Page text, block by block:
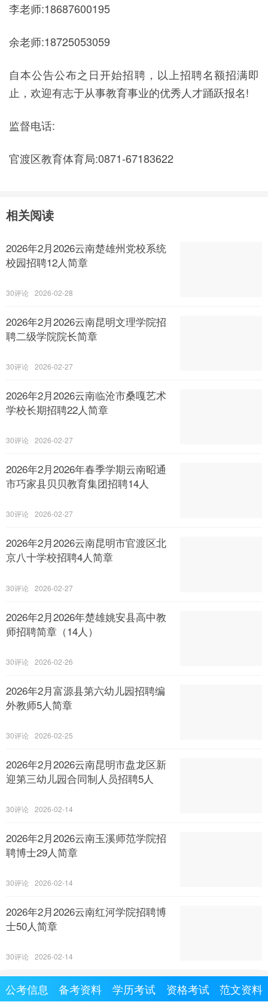
李老师:18687600195
余老师:18725053059
自本公告公布之日开始招聘，以上招聘名额招满即
止，欢迎有志于从事教育事业的优秀人才踊跃报名!
监督电话:
官渡区教育体育局:0871-67183622
相关阅读
2026年2月2026云南楚雄州党校系统
校园招聘12人简章
30 2026-02-28
2026年2月2026云南昆明文理学院招
聘二级学院院长简章
30 2026-02-27
2026年2月2026云南临沧市桑嘎艺术
学校长期招聘22人简章
30 2026-02-27
2026年2月2026年春季学期云南昭通
市巧家县贝贝教育集团招聘14人
30 2026-02-27
2026年2月2026云南昆明市官渡区北
京八十学校招聘4人简章
30 2026-02-27
2026年2月2026年楚雄姚安县高中教
师招聘简章（14人）
30 2026-02-26
2026年2月富源县第六幼儿园招聘编
外教师5人简章
30 2026-02-25
2026年2月2026云南昆明市盘龙区新
迎第三幼儿园合同制人员招聘5人
30 2026-02-14
2026年2月2026云南玉溪师范学院招
聘博士29人简章
30 2026-02-14
2026年2月2026云南红河学院招聘博
士50人简章
30 2026-02-14
公考信息 备考资料 学历考试 资格考试 范文资料